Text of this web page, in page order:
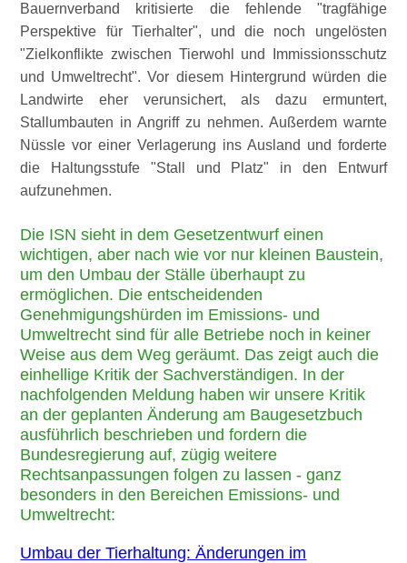
Bauernverband kritisierte die fehlende
tragfähige
Perspektive für Tierhalter , und die noch ungelösten
Zielkonflikte zwischen Tierwohl und Immissionsschutz
und Umweltrecht . Vor diesem Hintergrund würden die
Landwirte eher verunsichert, als dazu ermuntert,
Stallumbauten in Angriff zu nehmen. Außerdem warnte
Nüssle vor einer Verlagerung ins Ausland und forderte
die Haltungsstufe
Stall und Platz
in den Entwurf
aufzunehmen.
Die ISN sieht in dem Gesetzentwurf einen
wichtigen, aber nach wie vor nur kleinen Baustein,
um den Umbau der Ställe überhaupt zu
ermöglichen. Die entscheidenden
Genehmigungshürden im Emissions- und
Umweltrecht sind für alle Betriebe noch in keiner
Weise aus dem Weg geräumt. Das zeigt auch die
einhellige Kritik der Sachverständigen. In der
nachfolgenden Meldung haben wir unsere Kritik
an der geplanten Änderung am Baugesetzbuch
ausführlich beschrieben und fordern die
Bundesregierung auf, zügig weitere
Rechtsanpassungen folgen zu lassen - ganz
besonders in den Bereichen Emissions- und
Umweltrecht:
Umbau der Tierhaltung: Änderungen im